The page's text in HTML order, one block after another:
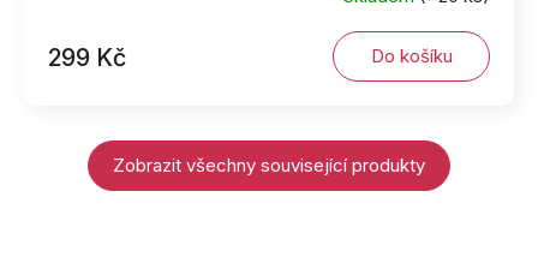
299 Kč Do košíku
Zobrazit všechny související produkty